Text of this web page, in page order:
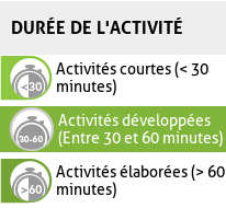
DURÉE DE L'ACTIVITÉ
Activités courtes (< 30
minutes)
Activités développées
(Entre 30 et 60 minutes)
Activités élaborées (> 60
minutes)